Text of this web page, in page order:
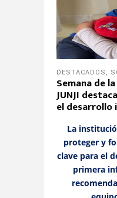
DESTACADOS ,
Semana de
JUNJI
el desarrollo
La
proteger y
clave para el
primera